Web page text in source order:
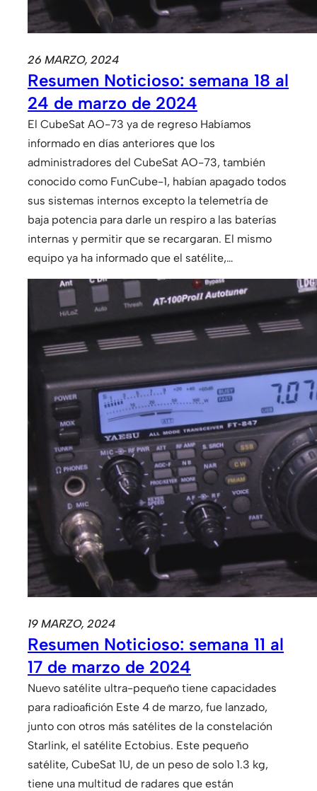
26 MARZO, 2024
Resumen Noticioso: semana 18 al
24 de marzo de 2024
El CubeSat AO-73 ya de regreso Habíamos
informado en días anteriores que los
administradores del CubeSat AO-73, también
conocido como FunCube-1, habían apagado todos
sus sistemas internos excepto la telemetría de
baja potencia para darle un respiro a las baterías
internas y permitir que se recargaran. El mismo
equipo ya ha informado que el satélite,…
19 MARZO, 2024
Resumen Noticioso: semana 11 al
17 de marzo de 2024
Nuevo satélite ultra-pequeño tiene capacidades
para radioafición Este 4 de marzo, fue lanzado,
junto con otros más satélites de la constelación
Starlink, el satélite Ectobius. Este pequeño
satélite, CubeSat 1U, de un peso de solo 1.3 kg,
tiene una multitud de radares que están